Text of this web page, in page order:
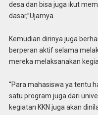
desa dan bisa juga ikut
dasar,”Ujarnya.
Kemudian dirinya juga
berperan aktif selama
mereka melaksanakan
“Para mahasiswa ya tentu
satu program juga dari
kegiatan KKN juga akan